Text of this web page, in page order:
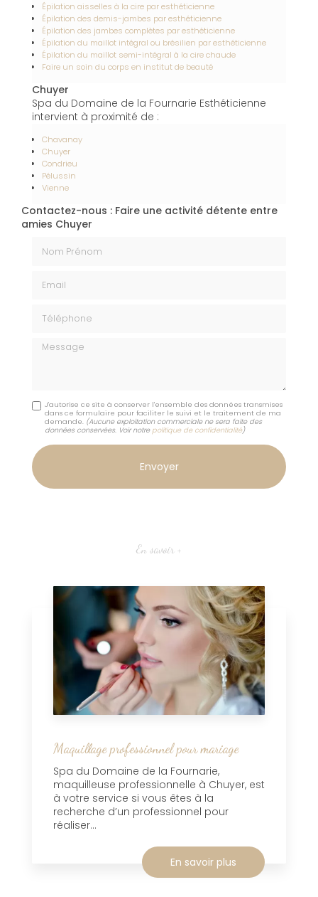
Épilation aisselles à la cire par esthéticienne
Épilation des demis-jambes par esthéticienne
Épilation des jambes complètes par esthéticienne
Épilation du maillot intégral ou brésilien par esthéticienne
Épilation du maillot semi-intégral à la cire chaude
Faire un soin du corps en institut de beauté
Chuyer
Spa du Domaine de la Fournarie Esthéticienne
intervient à proximité de :
Chavanay
Chuyer
Condrieu
Pélussin
Vienne
Contactez-nous : Faire une activité détente entre
amies Chuyer
Message
J'autorise ce site à conserver l'ensemble des données transmises
dans ce formulaire pour faciliter le suivi et le traitement de ma
demande. (Aucune exploitation commerciale ne sera faite des
données conservées. Voir notre politique de confidentialité)
En savoir +
Maquillage professionnel pour mariage
Spa du Domaine de la Fournarie,
maquilleuse professionnelle à Chuyer, est
à votre service si vous êtes à la
recherche d’un professionnel pour
réaliser...
En savoir plus